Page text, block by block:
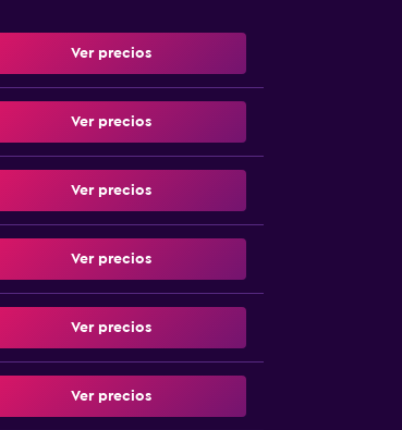
Ver precios
Ver precios
Ver precios
Ver precios
Ver precios
Ver precios